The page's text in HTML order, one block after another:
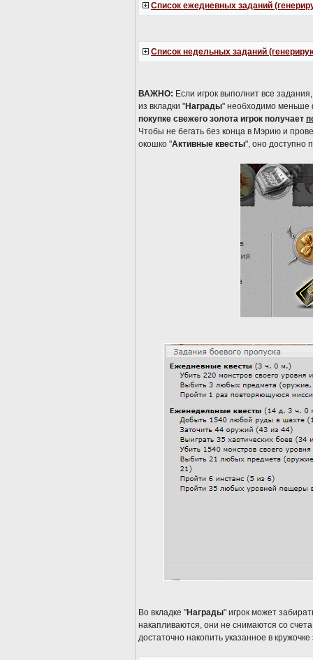
Список ежедневных заданий
Список недельных заданий
ВАЖНО: Если игрок выполнит все
из вкладки "Награды" необходимо меньше
покупке свежего золота игрок получает
Чтобы не бегать без конца в Мэрию и
окошко "Активные квесты", оно доступно
Во вкладке "Награды" игрок может
накапливаются, они не снимаются со
достаточно накопить указанное в